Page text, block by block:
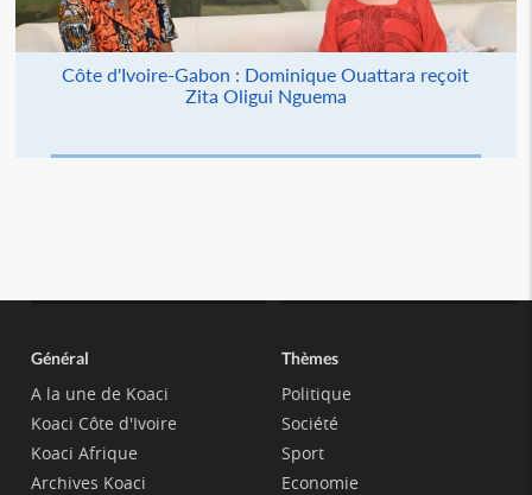
Côte d'Ivoire-Gabon : Dominique Ouattara reçoit
Zita Oligui Nguema
Général
A la une de Koaci
Koaci Côte d'Ivoire
Koaci Afrique
Archives Koaci
Thèmes
Politique
Société
Sport
Economie